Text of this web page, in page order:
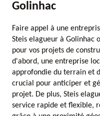
Golinhac
Faire appel à une
Steis elagueur à Golinhac
pour vos projets de
d'abord, une entreprise
approfondie du terrain et
crucial pour anticiper et
projet. De plus, Steis
service rapide et flexible,